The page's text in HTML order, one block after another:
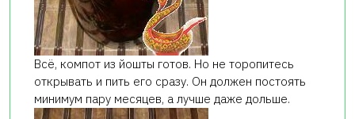
Всё, компот из йошты готов. Но не торопитесь
открывать и пить его сразу. Он должен постоять
минимум пару месяцев, а лучше даже дольше.